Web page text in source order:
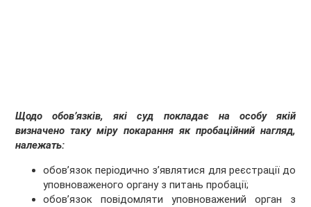
Щодо обов’язків, які суд покладає на особу якій
визначено таку міру покарання як пробаційний нагляд,
належать:
обов’язок періодично з’являтися для реєстрації до
уповноваженого органу з питань пробації;
обов’язок повідомляти уповноважений орган з